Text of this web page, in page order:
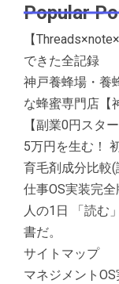
Popular
【
できた全記録
神戸養蜂場・養
な蜂蜜専門店【
【副業0円スタ
5万円を生む！
育毛剤成分比較
仕事OS実装完
人の1日 「読む
書だ。
サイトマップ
マネジメント